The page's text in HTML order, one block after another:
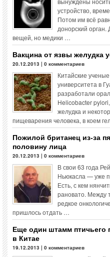
устройство,
Потом им всё
донорский орган.
вещей, но медики …
Вакцина от язвы желудка
20.12.2013 | 0 комментариев
Китайские
университета в
разработали
Helicobacter
желудка и
пищеварения человека, в коем
Пожилой британец из-за
половину лица
20.12.2013 | 0 комментариев
В свои 63 года
Ньюкасла — уже
Есть, с кем
рановато. Между
редкое
пришлось отдать …
Еще один штамм птичьего
в Китае
19.12.2013 | 0 комментариев